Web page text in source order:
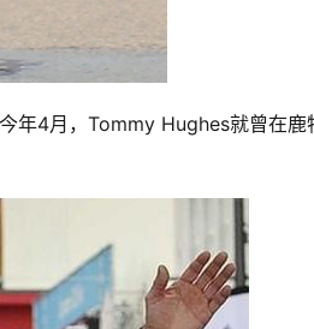
年4月，Tommy Hughes就曾在鹿